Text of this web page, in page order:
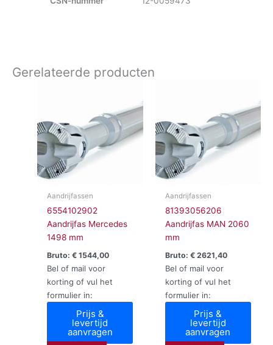
Gerelateerde producten
Aandrijfassen
6554102902
Aandrijfas Mercedes
1498 mm
Bruto:€ 1544,00
Bel of mail voor
korting of vul het
formulier in:
Prijs &
levertijd
aanvragen
Aandrijfassen
81393056206
Aandrijfas MAN 2060
mm
Bruto: €2621,40
Bel of mail voor
korting of vul het
formulier in:
Prijs &
levertijd
aanvragen